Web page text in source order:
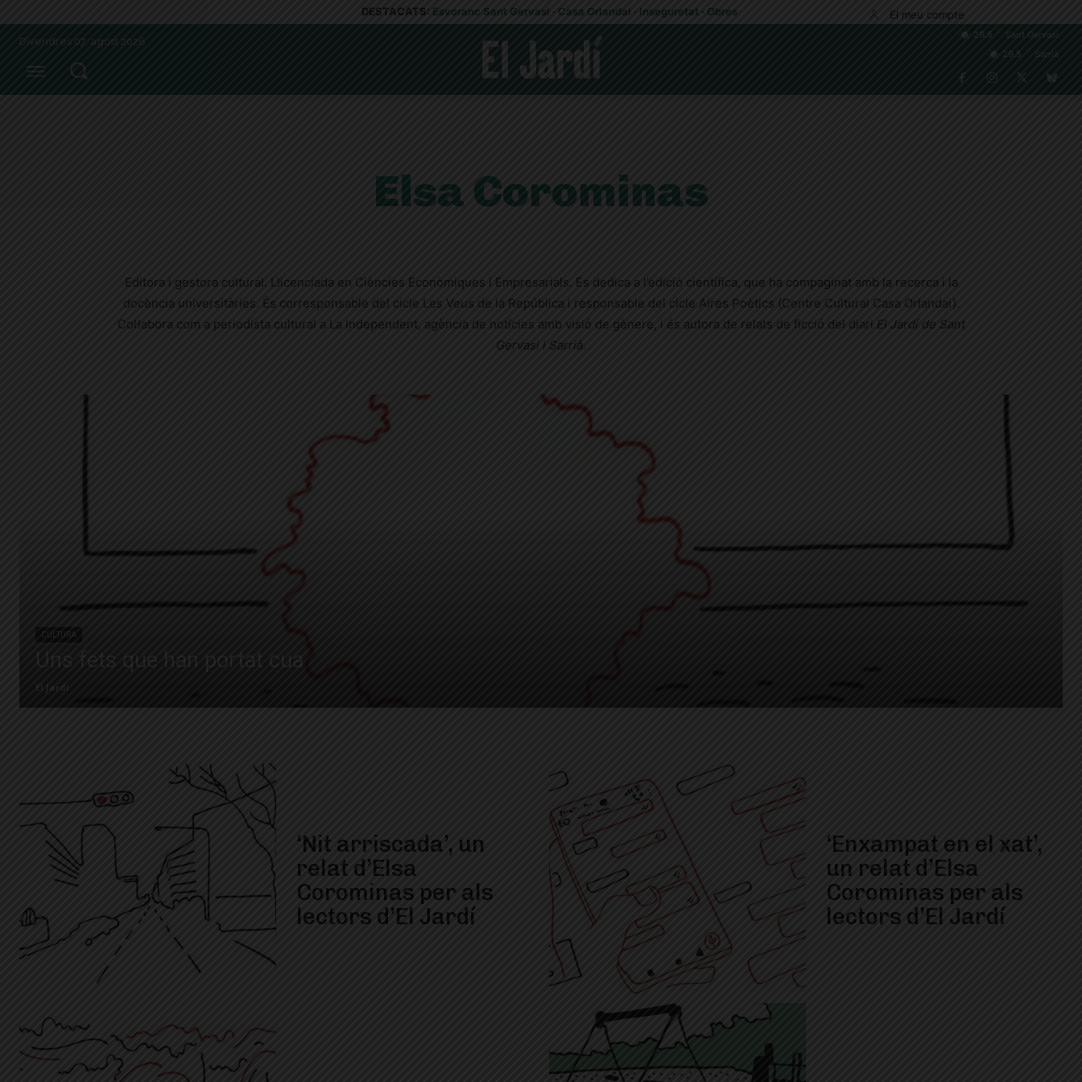
DESTACATS: Esvoranc Sant Gervasi · Casa Orlandai · Inseguretat · Obres El meu compte
Divendres 07, agost 2026
29.5
Sant Gervasi
29.5
Sarrià
Elsa Corominas
Editora i gestora cultural. Llicenciada en Ciències Econòmiques i Empresarials. Es dedica a l’edició científica, que ha compaginat amb la recerca i la
docència universitàries. És corresponsable del cicle Les Veus de la República i responsable del cicle Aires Poètics (Centre Cultural Casa Orlandai).
Col·labora com a periodista cultural a La Independent, agència de notícies amb visió de gènere, i és autora de relats de ficció del diari El Jardí de Sant
Gervasi i Sarrià
CULTURA
Uns fets que han portat cua
El Jardí
‘Nit arriscada’, un
relat d’Elsa
Corominas per als
lectors d’El Jardí
‘Enxampat en el xat’,
un relat d’Elsa
Corominas per als
lectors d’El Jardí